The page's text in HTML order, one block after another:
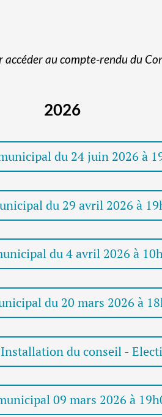
accéder au compte-rendu du
2026
du 24 juin 2026 à
du 29 avril 2026 à
du 4 avril 2026 à
du 20 mars 2026 à
du conseil -
09 mars 2026 à